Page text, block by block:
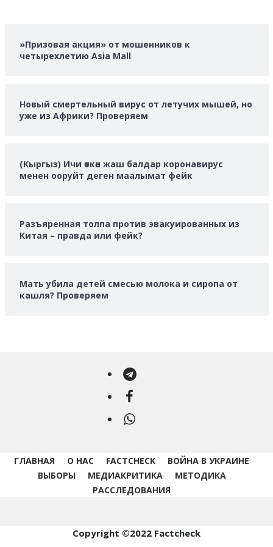
»Призовая акция» от мошенников к
четырехлетию Asia Mall
Новый смертельный вирус от летучих мышей, но
уже из Африки? Проверяем
(Кыргыз) Ичи өткөн жаш балдар коронавирус
менен ооруйт деген маалымат фейк
Разъяренная толпа против эвакуированных из
Китая – правда или фейк?
Мать убила детей смесью молока и сиропа от
кашля? Проверяем
Telegram
Facebook
WhatsApp
ГЛАВНАЯ О НАС FACTCHECK
ВОЙНА В УКРАИНЕ
ВЫБОРЫ
МЕДИАКРИТИКА
МЕТОДИКА
РАССЛЕДОВАНИЯ
Copyright ©2022 Factcheck